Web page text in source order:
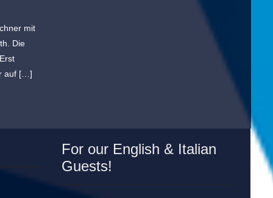
mit
Die
auf […]
For our English & Italian
Guests!